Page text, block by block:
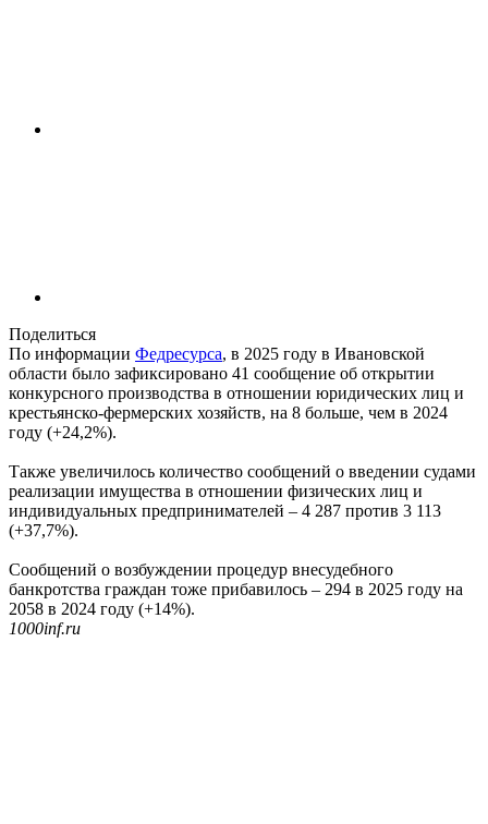
Поделиться
По информации Федресурса, в 2025 году в Ивановской
области было зафиксировано 41 сообщение об открытии
конкурсного производства в отношении юридических лиц и
крестьянско-фермерских хозяйств, на 8 больше, чем в 2024
году (+24,2%).
Также увеличилось количество сообщений о введении судами
реализации имущества в отношении физических лиц и
индивидуальных предпринимателей – 4 287 против 3 113
(+37,7%).
Сообщений о возбуждении процедур внесудебного
банкротства граждан тоже прибавилось – 294 в 2025 году на
2058 в 2024 году (+14%).
1000inf.ru